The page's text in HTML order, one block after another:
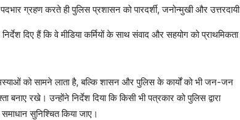
ग्रहण करते ही पुलिस प्रशासन को पारदर्शी, जनोन्मुखी और उत्तरदायी
दिए हैं कि वे मीडिया कर्मियों के साथ संवाद और सहयोग को प्राथमिकता
को सामने लाता है, बल्कि शासन और पुलिस के कार्यों को भी जन-जन
रखे। उन्होंने निर्देश दिया कि किसी भी पत्रकार को पुलिस द्वारा
सुनिश्चित किया जाए।